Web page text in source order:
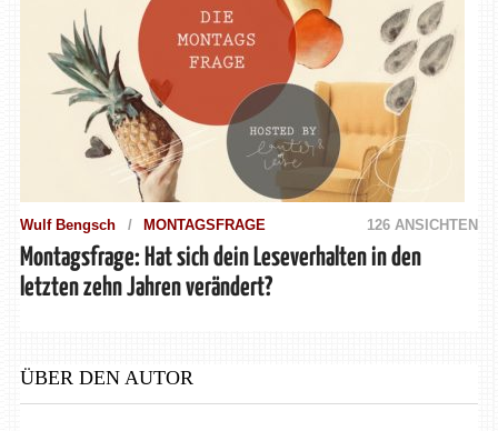
Wulf Bengsch MONTAGSFRAGE 126 ANSICHTEN
Montagsfrage: Hat sich dein Leseverhalten in den
letzten zehn Jahren verändert?
ÜBER DEN AUTOR